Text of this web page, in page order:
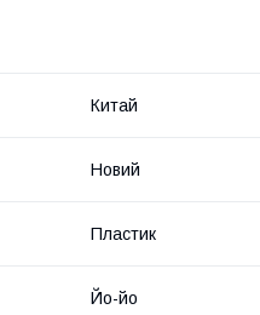
Китай
Новий
Пластик
Йо-йо